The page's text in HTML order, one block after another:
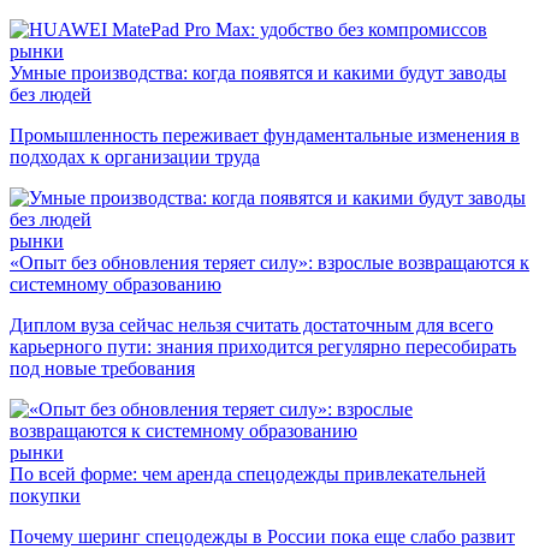
рынки
Умные производства: когда появятся и какими будут заводы
без людей
Промышленность переживает фундаментальные изменения в
подходах к организации труда
рынки
«Опыт без обновления теряет силу»: взрослые возвращаются к
системному образованию
Диплом вуза сейчас нельзя считать достаточным для всего
карьерного пути: знания приходится регулярно пересобирать
под новые требования
рынки
По всей форме: чем аренда спецодежды привлекательней
покупки
Почему шеринг спецодежды в России пока еще слабо развит